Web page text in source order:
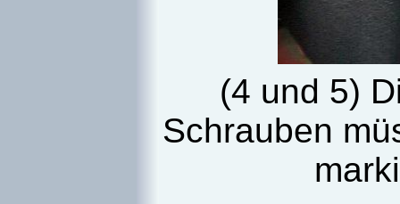
(4 und 5)
Schrauben